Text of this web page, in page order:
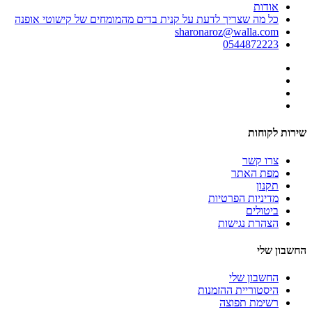
אודות
כל מה שצריך לדעת על קנית בדים מהמומחים של קישוטי אופנה
sharonaroz@walla.com
0544872223
שירות לקוחות
צרו קשר
מפת האתר
תקנון
מדיניות הפרטיות
ביטולים
הצהרת נגישות
החשבון שלי
החשבון שלי
היסטוריית ההזמנות
רשימת תפוצה